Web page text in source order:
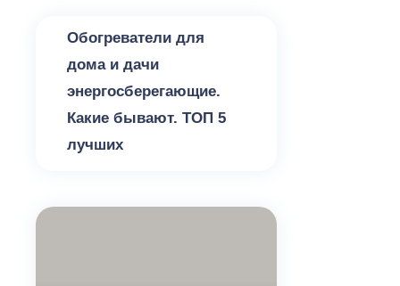
Обогреватели для
дома и дачи
энергосберегающие.
Какие бывают. ТОП 5
лучших